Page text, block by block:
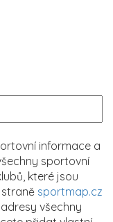
informace a
sportovní
které jsou
sportmap.cz
všechny